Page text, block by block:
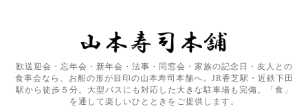
歓送迎会・忘年会・新年会・法事・同窓会・家族の記念日・友人との
食事会なら、お船の形が目印の山本寿司本舗へ。JR香芝駅・近鉄下田
駅から徒歩５分。大型バスにも対応した大きな駐車場も完備。「食」
を通して楽しいひとときをご提供します。